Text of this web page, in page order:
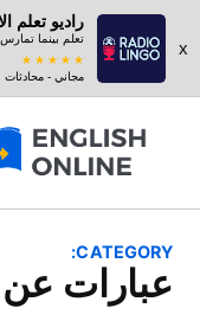
x
راديو تعلم
تعلم بينما
مجاني - محادثات
CATEGORY:
عبارات عن